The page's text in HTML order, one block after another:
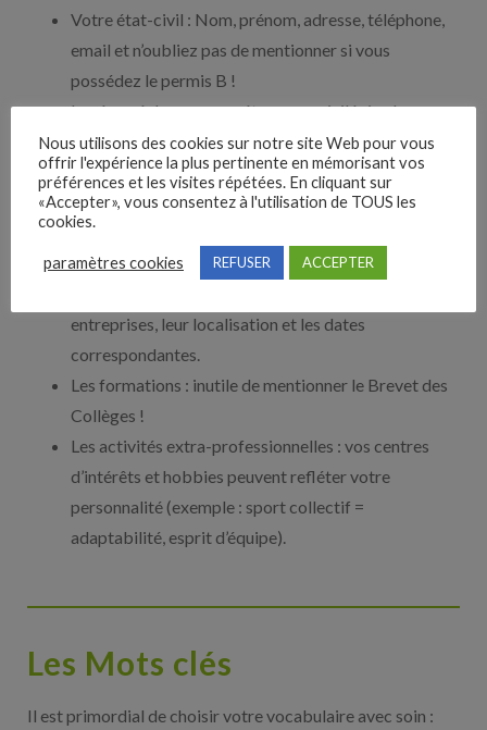
Votre état-civil : Nom, prénom, adresse, téléphone,
email et n’oubliez pas de mentionner si vous
possédez le permis B !
Le résumé de vos compétences : privilégiez les
savoir-faire ou compétences en lien avec le poste
convoité et n’hésitez pas à reprendre les formules de
l’offre d’emploi.
Les expériences professionnelles en rapport avec le
poste : commencez toujours par la plus récente et
entreprises, leur localisation et les dates
correspondantes.
Les formations : inutile de mentionner le Brevet des
Collèges !
Les activités extra-professionnelles : vos centres
d’intérêts et hobbies peuvent refléter votre
personnalité (exemple : sport collectif =
adaptabilité, esprit d’équipe).
Les Mots clés
Il est primordial de choisir votre vocabulaire avec soin :
Nous utilisons des cookies sur notre site Web pour vous
offrir l'expérience la plus pertinente en mémorisant vos
préférences et les visites répétées. En cliquant sur
«Accepter», vous consentez à l'utilisation de TOUS les
cookies.
paramètres cookies REFUSER ACCEPTER